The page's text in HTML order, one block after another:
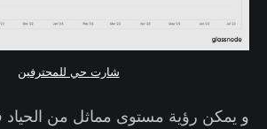
شارت حي للمحترفين
و يمكن رؤية مستوى مماثل من